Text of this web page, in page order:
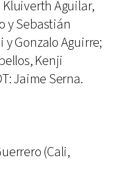
Aguilar,
y Sebastián
Gonzalo Aguirre;
Kenji
Jaime Serna.
(Cali,